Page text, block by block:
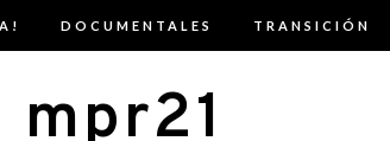
DOCUMENTALES TRANSICIÓN
mpr21